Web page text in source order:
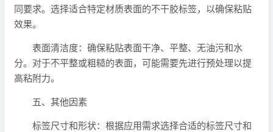
同要求。选择适合特定材质表面的不干胶标签，以确保粘贴
效果。
表面清洁度：确保粘贴表面干净、平整、无油污和水
分。对于不平整或粗糙的表面，可能需要先进行预处理以提
高粘附力。
五、其他因素
标签尺寸和形状：根据应用需求选择合适的标签尺寸和